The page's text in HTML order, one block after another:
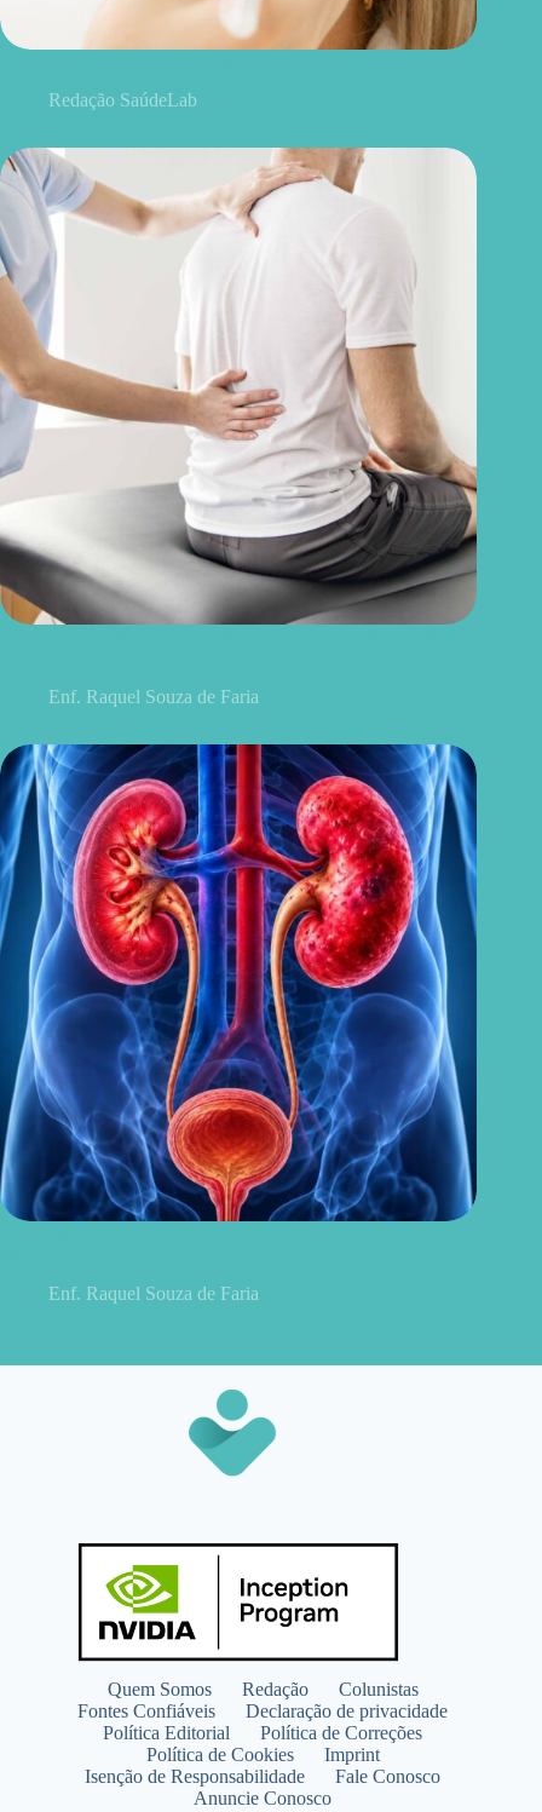
Redação SaúdeLab
Enf. Raquel Souza de Faria
Enf. Raquel Souza de Faria
Quem Somos Redação
Colunistas
Fontes Confiáveis
Declaração de privacidade
Política Editorial
Política de Correções
Política de Cookies
Imprint
Isenção de Responsabilidade
Fale Conosco
Anuncie Conosco